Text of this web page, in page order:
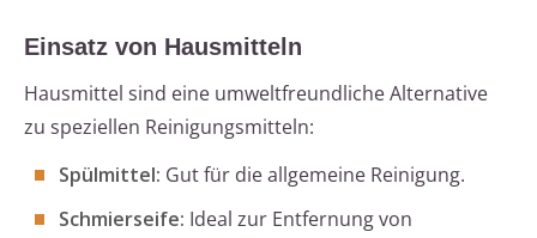
Einsatz von Hausmitteln
Hausmittel sind eine umweltfreundliche Alternative
zu speziellen Reinigungsmitteln:
Spülmittel: Gut für die allgemeine Reinigung.
Schmierseife: Ideal zur Entfernung von